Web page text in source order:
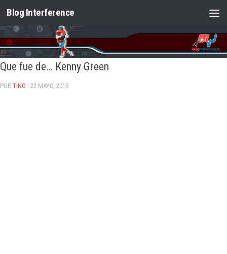
Saltar al contenido
Blog Interference
Que fue de… Kenny Green
POR TINO · 22 MAYO, 2015